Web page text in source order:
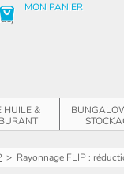
MON PANIER
HUILE &
> Rayonnage FLIP :